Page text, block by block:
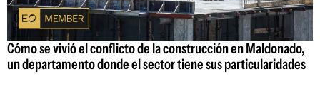
Cómo se vivió el conflicto de la construcción en Maldonado,
un departamento donde el sector tiene sus particularidades